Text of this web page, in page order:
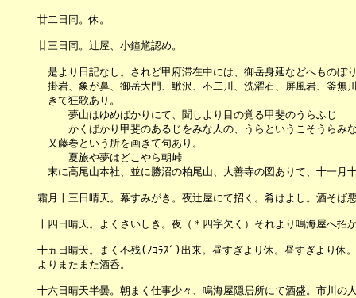
廿二日同。休。
廿三日同。辻屋、小鐘馗認め。
是より日記なし。されど甲府滞在中には、御岳身延などへものぼり
掛岩、象が鼻、御岳大門、鰍沢、不二川、洗濯石、屏風岩、釜無川
きて狂歌あり。
夢山はゆめばかりにて、聞しより目の覚る甲斐のうらふじ
かくばかり甲斐のあるじをみな人の、うらというこそうらみな
又藤巻という所を画きて句あり。
夏旅や夢はどこやら朝峠
末に高尾山本社、並に勝沼の柏尾山、大善寺の図ありて、十一月十
霜月十三日晴天。幕すみがき。夜辻屋にて招く。肴はよし。酒そば悪
十四日晴天。よくさいしき。夜（＊四字欠く）それより鳴海屋へ招か
十五日晴天。まく不残(ﾉｺﾗｽﾞ)出来。昼すぎより休。昼すぎより休。
よりまたまた酒呑。
十六日晴天半曇。朝まく仕事少々、鳴海屋隠居所にて酒盛。市川の人